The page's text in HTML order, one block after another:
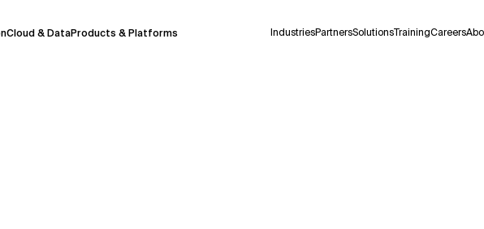
Cloud & DataProducts & Platforms IndustriesPartnersSolutionsTrainingCareers
bevor Sie Entscheidungen treffen oder